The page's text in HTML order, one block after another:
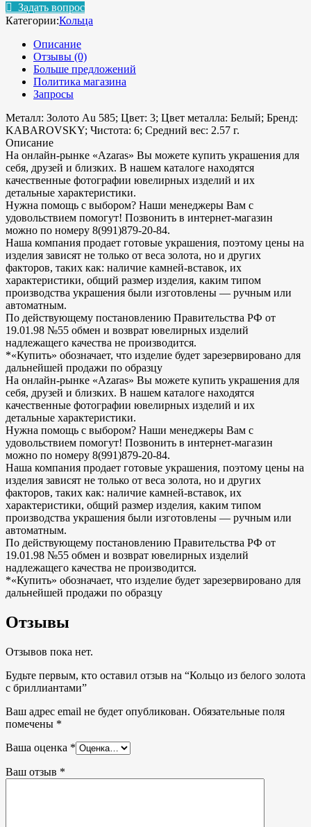
Задать вопрос
Категории:Кольца
Описание
Отзывы (0)
Больше предложений
Политика магазина
Запросы
Металл: Золото Au 585; Цвет: 3; Цвет металла: Белый; Бренд:
KABAROVSKY; Чистота: 6; Средний вес: 2.57 г.
Описание
На онлайн-рынке «Azaras» Вы можете купить украшения для
себя, друзей и близких. В нашем каталоге находятся
качественные фотографии ювелирных изделий и их
детальные характеристики.
Нужна помощь с выбором? Наши менеджеры Вам с
удовольствием помогут! Позвонить в интернет-магазин
можно по номеру 8(991)879-20-84.
Наша компания продает готовые украшения, поэтому цены на
изделия зависят не только от веса золота, но и других
факторов, таких как: наличие камней-вставок, их
характеристики, общий размер изделия, каким типом
производства украшения были изготовлены — ручным или
автоматным.
По действующему постановлению Правительства РФ от
19.01.98 №55 обмен и возврат ювелирных изделий
надлежащего качества не производится.
*«Купить» обозначает, что изделие будет зарезервировано для
дальнейшей продажи по образцу
На онлайн-рынке «Azaras» Вы можете купить украшения для
себя, друзей и близких. В нашем каталоге находятся
качественные фотографии ювелирных изделий и их
детальные характеристики.
Нужна помощь с выбором? Наши менеджеры Вам с
удовольствием помогут! Позвонить в интернет-магазин
можно по номеру 8(991)879-20-84.
Наша компания продает готовые украшения, поэтому цены на
изделия зависят не только от веса золота, но и других
факторов, таких как: наличие камней-вставок, их
характеристики, общий размер изделия, каким типом
производства украшения были изготовлены — ручным или
автоматным.
По действующему постановлению Правительства РФ от
19.01.98 №55 обмен и возврат ювелирных изделий
надлежащего качества не производится.
*«Купить» обозначает, что изделие будет зарезервировано для
дальнейшей продажи по образцу
Отзывы
Отзывов пока нет.
Будьте первым, кто оставил отзыв на “Кольцо из белого золота
с бриллиантами”
Ваш адрес email не будет опубликован. Обязательные поля
помечены *
Ваша оценка *
Ваш отзыв *